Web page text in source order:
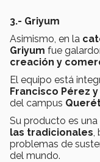
3.- Griyum
Asimismo, en la
Griyum fue
creación y
El equipo está
Francisco Pérez
del campus
Su producto es una
las tradicionales
problemas de
del mundo.